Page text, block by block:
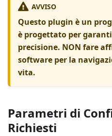
AVVISO
Questo plugin è un
è progettato per
precisione. NON fare
software per la
vita.
Parametri di
Richiesti